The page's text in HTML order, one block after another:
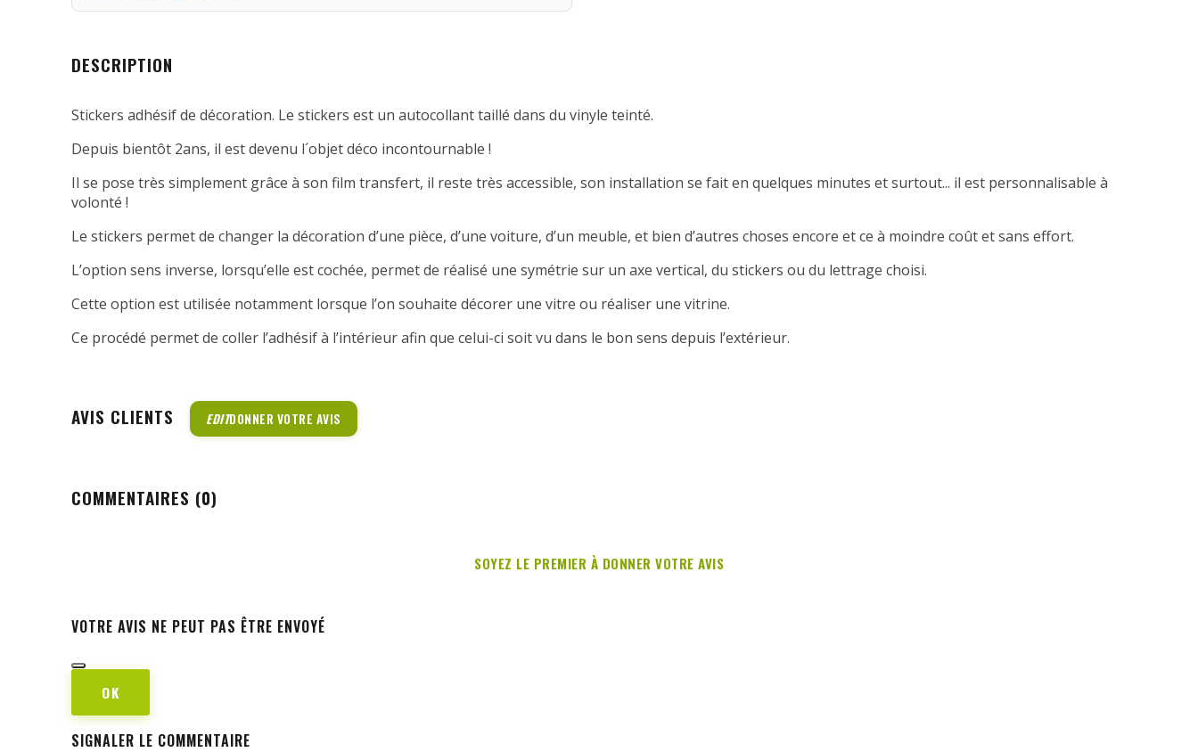
DESCRIPTION
Stickers adhésif de décoration. Le stickers est un autocollant taillé dans du vinyle teinté.
Depuis bientôt 2ans, il est devenu l´objet déco incontournable !
Il se pose très simplement grâce à son film transfert, il reste très accessible, son installation se fait en quelques minutes et surtout... il est personnalisable à
volonté !
Le stickers permet de changer la décoration d’une pièce, d’une voiture, d’un meuble, et bien d’autres choses encore et ce à moindre coût et sans effort.
L’option sens inverse, lorsqu’elle est cochée, permet de réalisé une symétrie sur un axe vertical, du stickers ou du lettrage choisi.
Cette option est utilisée notamment lorsque l’on souhaite décorer une vitre ou réaliser une vitrine.
Ce procédé permet de coller l’adhésif à l’intérieur afin que celui-ci soit vu dans le bon sens depuis l’extérieur.
AVIS CLIENTS EDITDONNER VOTRE AVIS
COMMENTAIRES (0)
SOYEZ LE PREMIER À DONNER VOTRE AVIS
VOTRE AVIS NE PEUT PAS ÊTRE ENVOYÉ
OK
SIGNALER LE COMMENTAIRE